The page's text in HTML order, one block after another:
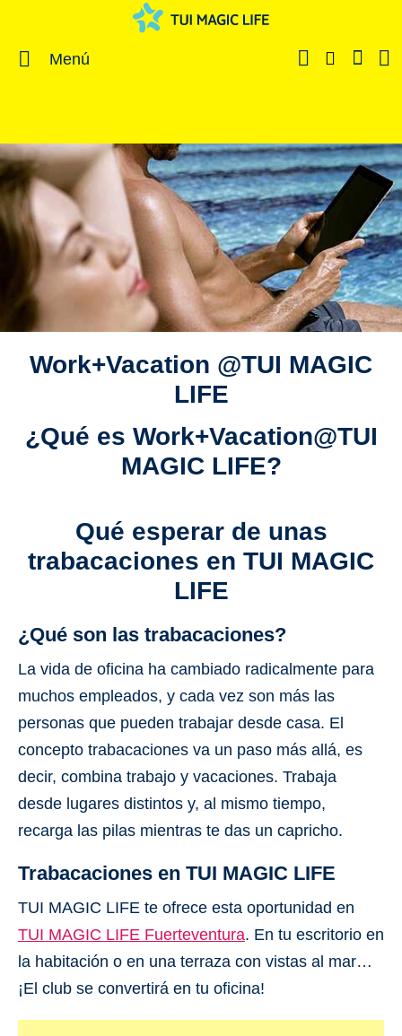
Menú
Work+Vacation @TUI MAGIC
LIFE
¿Qué es Work+Vacation@TUI
MAGIC LIFE?
Qué esperar de unas
trabacaciones en TUI MAGIC
LIFE
¿Qué son las trabacaciones?
La vida de oficina ha cambiado radicalmente para
muchos empleados, y cada vez son más las
personas que pueden trabajar desde casa. El
concepto trabacaciones va un paso más allá, es
decir, combina trabajo y vacaciones. Trabaja
desde lugares distintos y, al mismo tiempo,
recarga las pilas mientras te das un capricho.
Trabacaciones en TUI MAGIC LIFE
TUI MAGIC LIFE te ofrece esta oportunidad en
TUI MAGIC LIFE Fuerteventura. En tu escritorio en
la habitación o en una terraza con vistas al mar…
¡El club se convertirá en tu oficina!